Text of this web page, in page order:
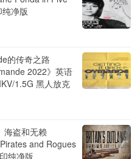
净版
的传奇之路
2022》英语
1.5G 黑人放克
海盗和无赖
and Rogues
纯净版